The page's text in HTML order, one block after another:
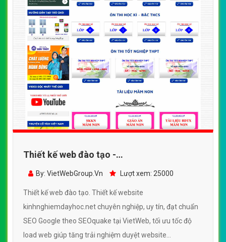
Thiết kế web đào tạo -
kinhnghiemdayhoc.net
By: VietWebGroup.Vn Lượt xem: 25000
Thiết kế web đào tạo. Thiết kế website
kinhnghiemdayhoc.net chuyên nghiệp, uy tín, đạt chuẩn
SEO Google theo SEOquake tại VietWeb, tối ưu tốc độ
load web giúp tăng trải nghiệm duyệt website